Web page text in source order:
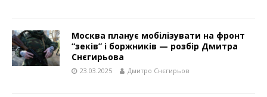
Москва планує мобілізувати на фронт
“зеків” і боржників — розбір Дмитра
Снєгирьова
23.03.2025 Дмитро Снєгирьов